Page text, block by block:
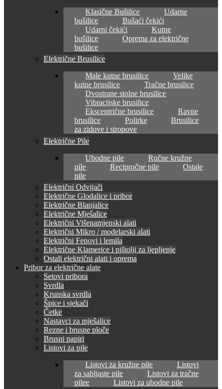
Klasične Bušilice
Udarne
bušilice
Bušaći čekići
Udarni čekići
Kutne
bušilice
Oprema za električne
bušilice
Električne Brusilice
Male kutne brusilice
Velike
kutne brusilice
Tračne brusilice
Dvostrane stolne brusilice
Vibracijske brusilice
Ekscentrične brusilice
Ravne
brusilice
Polirke
Brusilice
za zidove i stropove
Električne Pile
Ubodne pile
Ručne kružne
pile
Recipročne pile
Ostale
pile
Električni Odvijači
Električne Glodalice i pribor
Električne Blanjalice
Električne Mješalice
Električni Višenamjenski alati
Električni Mikro / modelarski alati
Električni Fenovi i lemila
Električne Klamerice i pištolji za ljepljenje
Ostali električni alati i oprema
Pribor za električne alate
Setovi pribora
Svrdla
Krunska svrdla
Špice i sjekači
Četke
Nastavci za mješalice
Rezne i brusne ploče
Brusni papiri
Listovi za pile
Listovi za kružne pile
Listovi
za sabljaste pile
Listovi za tračne
pilee
Listovi za ubodne pile